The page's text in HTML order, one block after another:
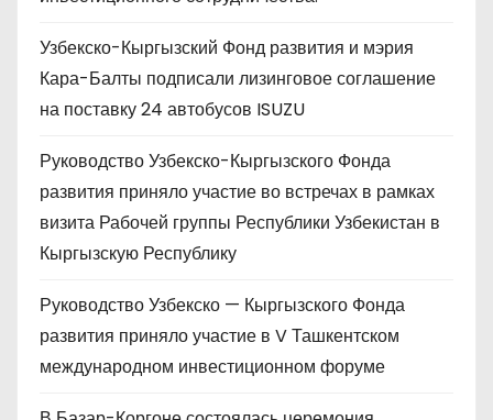
Узбекско-Кыргызский Фонд развития и мэрия
Кара-Балты подписали лизинговое соглашение
на поставку 24 автобусов ISUZU
Руководство Узбекско-Кыргызского Фонда
развития приняло участие во встречах в рамках
визита Рабочей группы Республики Узбекистан в
Кыргызскую Республику
Руководство Узбекско — Кыргызского Фонда
развития приняло участие в V Ташкентском
международном инвестиционном форуме